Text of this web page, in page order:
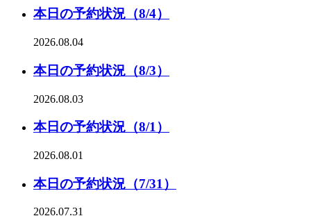
本日の予約状況（8/4）
2026.08.04
本日の予約状況（8/3）
2026.08.03
本日の予約状況（8/1）
2026.08.01
本日の予約状況（7/31）
2026.07.31